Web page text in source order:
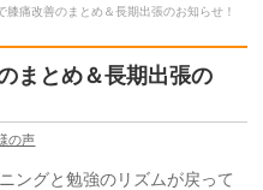
膝痛改善のまとめ＆長期出張のお知らせ！
まとめ＆長期出張の
の声
ングと勉強のリズムが戻って